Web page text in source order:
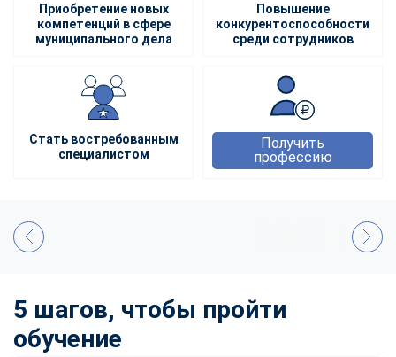
Приобретение новых
компетенций в сфере
муниципального дела
Повышение
конкурентоспособности
среди сотрудников
Стать востребованным
специалистом
Получить
профессию
5 шагов, чтобы пройти
обучение